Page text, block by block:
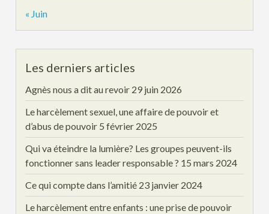
« Juin
Les derniers articles
Agnès nous a dit au revoir 29 juin 2026
Le harcèlement sexuel, une affaire de pouvoir et
d’abus de pouvoir 5 février 2025
Qui va éteindre la lumière? Les groupes peuvent-ils
fonctionner sans leader responsable ? 15 mars 2024
Ce qui compte dans l’amitié 23 janvier 2024
Le harcèlement entre enfants : une prise de pouvoir